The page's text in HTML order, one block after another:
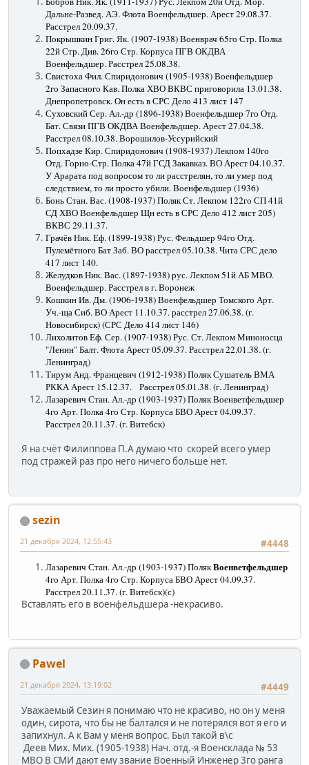
Дальне-Развед. АЭ. Флота Военфельдшер. Арест 29.08.37.
Расстрел 20.09.37.
Покрышкин Григ. Як. (1907-1938) Военврач 65го Стр. Полка
22й Стр. Див. 26го Стр. Корпуса ПГВ ОКДВА
Военфельдшер. Расстрел 25.08.38.
Свистоха Фил. Спиридонович (1905-1938) Военфельдшер
2го Запасного Кав. Полка ХВО ВКВС приговорила 13.01.38.
Днепропетровск. Он есть в СРС Дело 413 лист 147
Суховский Сер. Ал.-др (1896-1938) Военфельдшер 7го Отд.
Бат. Связи ПГВ ОКДВА Военфельдшер. Арест 27.04.38.
Расстрел 08.10.38. Ворошилов-Уссурийский
Попхадзе Кир. Спиридонович (1908-1937) Лекпом 140го
Отд. Горно-Стр. Полка 47й ГСД Закавказ. ВО Арест 04.10.37.
У Арарата под вопросом то ли расстрелян, то ли умер под
следствием, то ли просто убили. Военфельдшер (1936)
Бонь Стан. Вас. (1908-1937) Поляк Ст. Лекпом 122го СП 41й
СД ХВО Военфельдшер Щн есть в СРС Дело 412 лист 205)
ВКВС 29.11.37.
Грачёв Ник. Еф. (1899-1938) Рус. Фельдшер 94го Отд.
Пулемётного Бат Заб. ВО расстрел 05.10.38. Чита СРС дело
417 лист 140.
Желудков Ник. Вас. (1897-1938) рус. Лекпом 51й АБ МВО.
Военфельдшер. Расстрел в г. Воронеж
Кошкин Ив. Дм. (1906-1938) Военфельдшер Томского Арт.
Уч.-ща Сиб. ВО Арест 11.10.37. расстрел 27.06.38. (г.
Новосибирск) (СРС Дело 414 лист 146)
Лихолитов Еф. Сер. (1907-1938) Рус. Ст. Лекпом Миноносца
"Ленин" Балт. Флота Арест 05.09.37. Расстрел 22.01.38. (г.
Ленинград)
Тирум Анд. Францевич (1912-1938) Поляк Сушатель ВМА
РККА Арест 15.12.37. Расстрел 05.01.38. (г. Ленинград)
Лазаревич Стан. Ал.-др (1903-1937) Поляк Военветфельдшер
4го Арт. Полка 4го Стр. Корпуса БВО Арест 04.09.37.
Расстрел 20.11.37. (г. Витебск)
Я на счёт Филиппова П.А думаю что скорей всего умер
под стражей раз про него ничего больше нет.
sezin
#4448
21 декабря 2024, 12:55:43
Лазаревич Стан. Ал.-др (1903-1937) ПолякВоенветфельдшер
4го Арт. Полка 4го Стр. Корпуса БВО Арест 04.09.37.
Расстрел 20.11.37. (г. Витебск)(с)
Вставлять его в военфельдшера -некрасиво.
Pawel
#4449
21 декабря 2024, 13:19:02
Уважаемый Сезин я понимаю что не красиво, но он у меня
один, сирота, что бы не балтался и не потерялся вот я его и
запихнул. А к Вам у меня вопрос. Был такой в\с
Деев Мих. Мих. (1905-1938) Нач. отд.-я Военсклада № 53
МВО В СМИ дают ему звание Военный Инженер 3го ранга